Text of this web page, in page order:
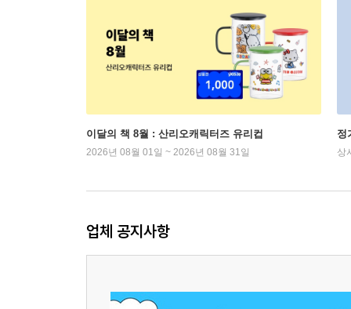
이달의 책 8월 : 산리오캐릭터즈 유리컵
2026년 08월 01일 ~ 2026년 08월 31일
정
상
업체 공지사항